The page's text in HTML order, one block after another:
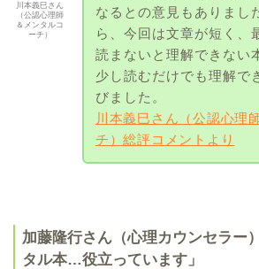
川本義巳さん
（公認心理師
＆メンタルコ
ーチ）
なるとの意見もありまし
ら、今回は文章が短く、
読まないと理解できない
少し読むだけでも理解で
びました。
川本義巳さん（公認心理
チ）総評コメントより
加藤隆行さん（心理カウンセラー
タル本…役立っています」